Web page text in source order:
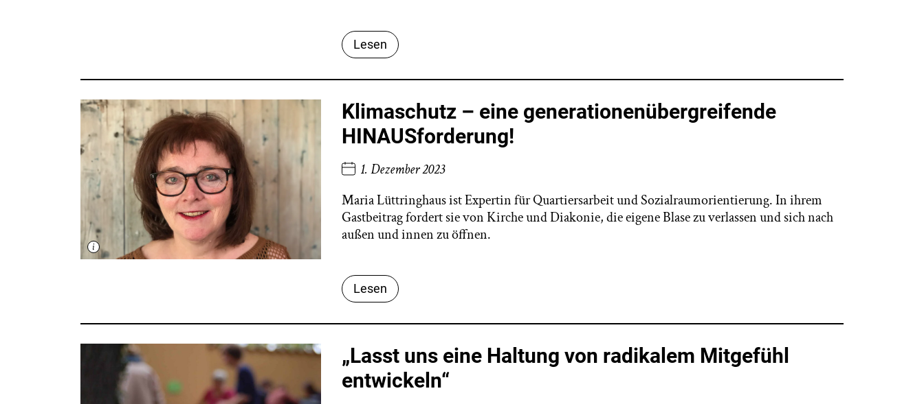
Lesen
Klimaschutz – eine generationenübergreifende
HINAUSforderung!
1. Dezember 2023
Maria Lüttringhaus ist Expertin für Quartiersarbeit und Sozialraumorientierung. In ihrem
Gastbeitrag fordert sie von Kirche und Diakonie, die eigene Blase zu verlassen und sich nach
außen und innen zu öffnen.
Lesen
„Lasst uns eine Haltung von radikalem Mitgefühl
entwickeln“